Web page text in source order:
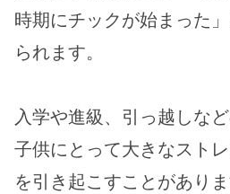
時期にチックが始まった
られます。
入学や進級、引っ越しな
子供にとって大きなスト
を引き起こすことがありま